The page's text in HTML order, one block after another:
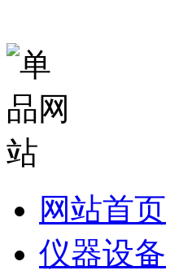
网站首页
仪器设备